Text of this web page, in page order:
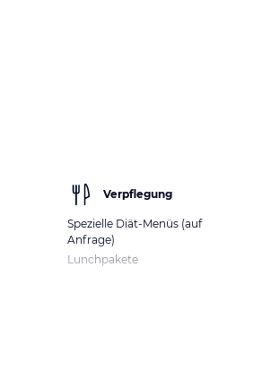
Verpflegung
Spezielle Diät-Menüs (auf
Anfrage)
Lunchpakete